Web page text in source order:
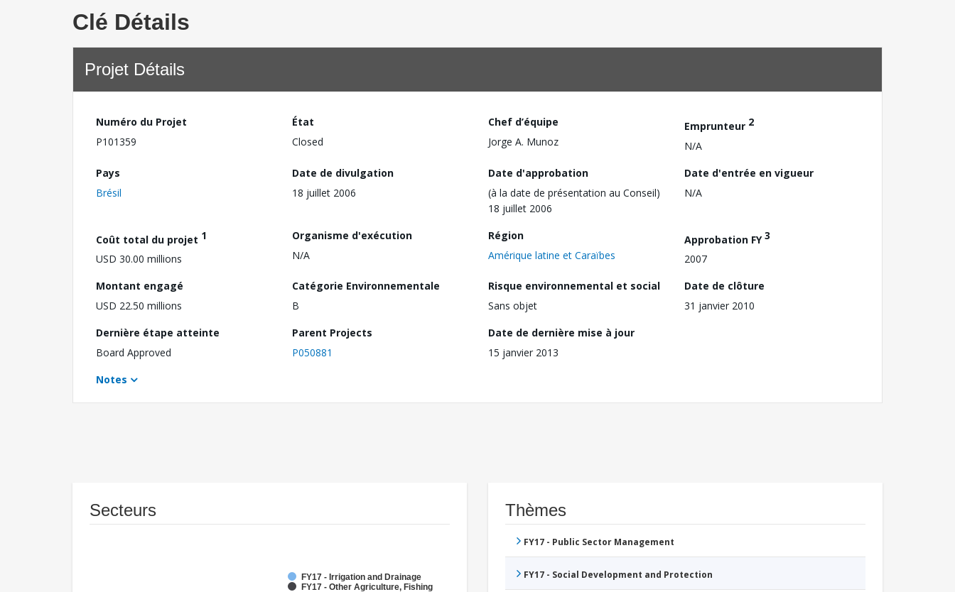
Clé Détails
Projet Détails
Numéro du Projet
P101359
État
Closed
Chef d’équipe
Jorge A. Munoz
Emprunteur 2
N/A
Pays
Brésil
Date de divulgation
18 juillet 2006
Date d'approbation
(à la date de présentation au Conseil)
18 juillet 2006
Date d'entrée en vigueur
N/A
Coût total du projet 1
USD 30.00 millions
Organisme d'exécution
N/A
Région
Amérique latine et Caraïbes
Approbation FY3
2007
Montant engagé
USD 22.50 millions
Catégorie Environnementale
B
Risque environnemental et social
Sans objet
Date de clôture
31 janvier 2010
Dernière étape atteinte
Board Approved
Parent Projects
P050881
Date de dernière mise à jour
15 janvier 2013
Notes
Secteurs
FY17 - Irrigation and Drainage
FY17 - Other Agriculture, Fishing
Thèmes
FY17 - Public Sector Management
FY17 - Social Development and Protection